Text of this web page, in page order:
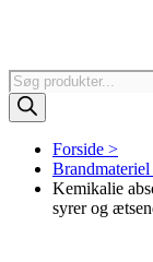
Products
search
Forside >
Kemikalie
syrer og